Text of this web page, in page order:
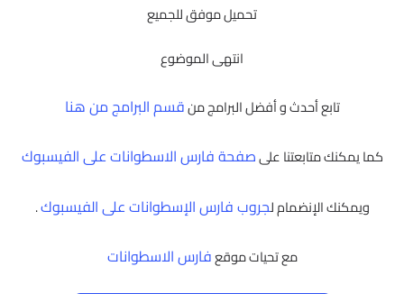
تحميل موفق للجميع
انتهى الموضوع
تابع أحدث و أفضل البرامج منقسم البرامج من هنا
كما يمكنك متابعتنا علىصفحة فارس الاسطوانات على الفيسبوك
ويمكنك الإنضمام لجروب فارس الإسطوانات على الفيسبوك.
مع تحيات موقعفارس الاسطوانات